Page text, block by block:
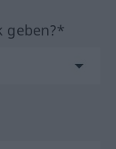
geben?*